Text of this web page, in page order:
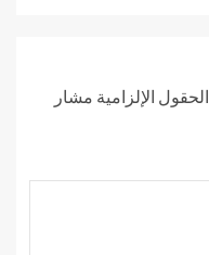
الحقول الإلزامية مشار